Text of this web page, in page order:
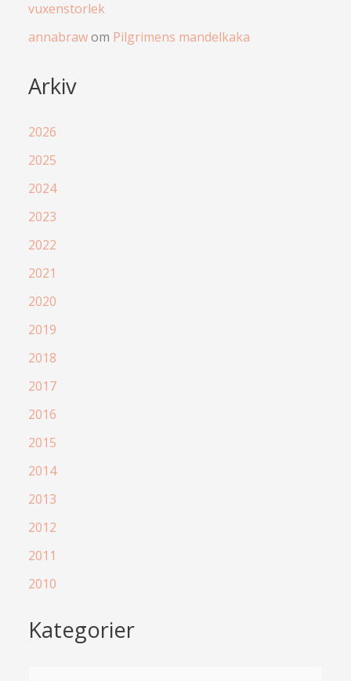
vuxenstorlek
annabrawom Pilgrimens mandelkaka
Arkiv
2026
2025
2024
2023
2022
2021
2020
2019
2018
2017
2016
2015
2014
2013
2012
2011
2010
Kategorier